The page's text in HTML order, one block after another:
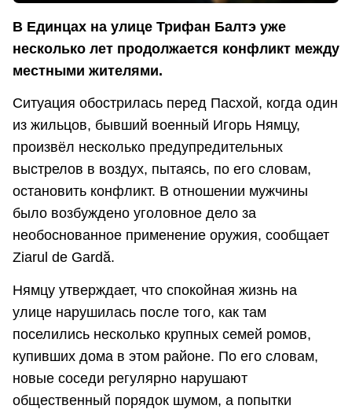
В Единцах на улице Трифан Балтэ уже
несколько лет продолжается конфликт между
местными жителями.
Ситуация обострилась перед Пасхой, когда один
из жильцов, бывший военный Игорь Нямцу,
произвёл несколько предупредительных
выстрелов в воздух, пытаясь, по его словам,
остановить конфликт. В отношении мужчины
было возбуждено уголовное дело за
необоснованное применение оружия, сообщает
Ziarul de Gardă.
Нямцу утверждает, что спокойная жизнь на
улице нарушилась после того, как там
поселились несколько крупных семей ромов,
купивших дома в этом районе. По его словам,
новые соседи регулярно нарушают
общественный порядок шумом, а попытки